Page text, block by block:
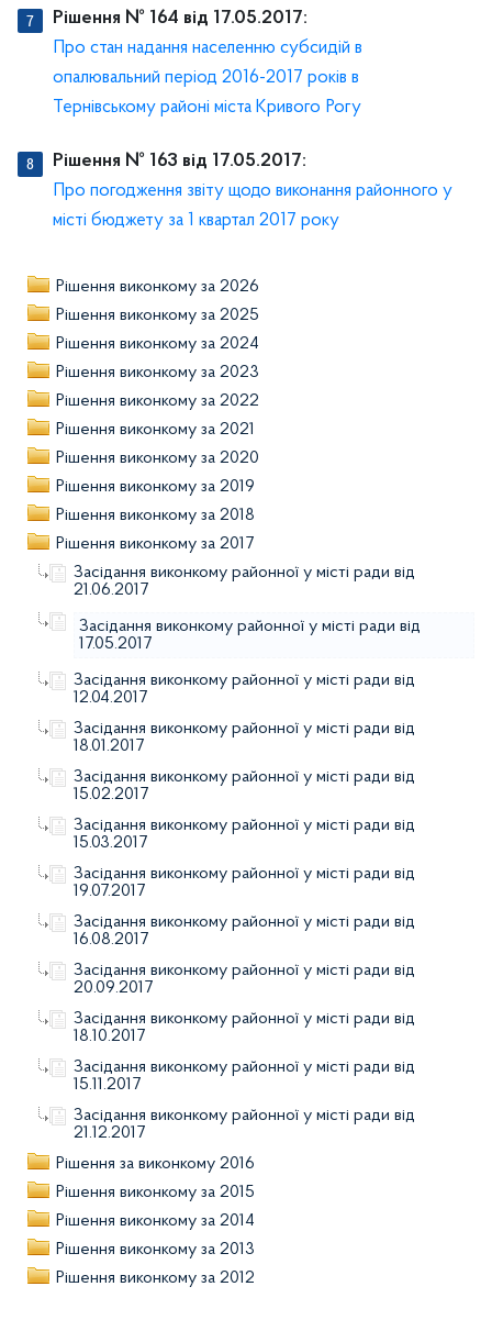
Рішення № 164 від 17.05.2017:
Про стан надання населенню субсидій в
опалювальний період 2016-2017 років в
Тернівському районі міста Кривого Рогу
Рішення № 163 від 17.05.2017:
Про погодження звіту щодо виконання районного у
місті бюджету за 1 квартал 2017 року
Рішення виконкому за 2026
Рішення виконкому за 2025
Рішення виконкому за 2024
Рішення виконкому за 2023
Рішення виконкому за 2022
Рішення виконкому за 2021
Рішення виконкому за 2020
Рішення виконкому за 2019
Рішення виконкому за 2018
Рішення виконкому за 2017
Засідання виконкому районної у місті ради від
21.06.2017
Засідання виконкому районної у місті ради від
17.05.2017
Засідання виконкому районної у місті ради від
12.04.2017
Засідання виконкому районної у місті ради від
18.01.2017
Засідання виконкому районної у місті ради від
15.02.2017
Засідання виконкому районної у місті ради від
15.03.2017
Засідання виконкому районної у місті ради від
19.07.2017
Засідання виконкому районної у місті ради від
16.08.2017
Засідання виконкому районної у місті ради від
20.09.2017
Засідання виконкому районної у місті ради від
18.10.2017
Засідання виконкому районної у місті ради від
15.11.2017
Засідання виконкому районної у місті ради від
21.12.2017
Рішення за виконкому 2016
Рішення виконкому за 2015
Рішення виконкому за 2014
Рішення виконкому за 2013
Рішення виконкому за 2012